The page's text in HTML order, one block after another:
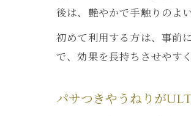
後は、艶やかで手触りのよ
初めて利用する方は、事前
で、効果を長持ちさせやす
パサつきやうねりが